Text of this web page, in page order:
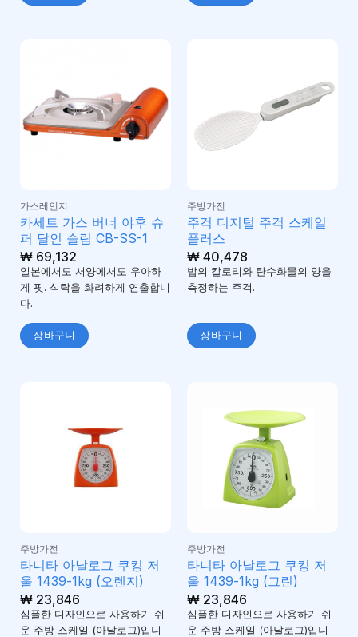
가스레인지
카세트 가스 버너 야후 슈
퍼 달인 슬림 CB-SS-1
₩69,132
일본에서도 서양에서도 우아하
게 핏. 식탁을 화려하게 연출합니
다.
장바구니
주방가전
주걱 디지털 주걱 스케일
플러스
₩40,478
밥의 칼로리와 탄수화물의 양을
측정하는 주걱.
장바구니
주방가전
타니타 아날로그 쿠킹 저
울 1439-1kg (오렌지)
₩23,846
심플한 디자인으로 사용하기 쉬
운 주방 스케일 (아날로그)입니
주방가전
타니타 아날로그 쿠킹 저
울 1439-1kg (그린)
₩23,846
심플한 디자인으로 사용하기 쉬
운 주방 스케일 (아날로그)입니